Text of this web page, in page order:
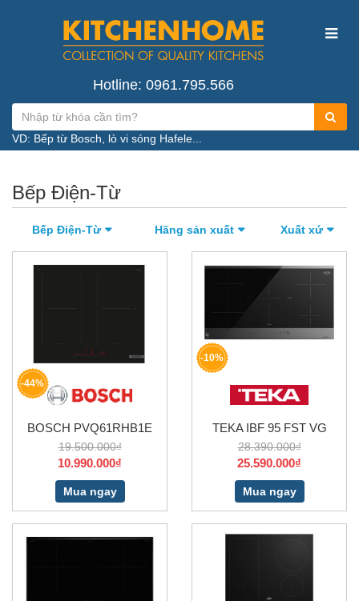
Hotline: 0961.795.566
VD: Bếp từ Bosch, lò vi sóng Hafele...
Bếp Điện-Từ
Bếp Điện-Từ Hãng sản xuất Xuất xứ
-44%
BOSCH PVQ61RHB1E
19.500.000₫
10.990.000₫
Mua ngay
-10%
TEKA IBF 95 FST VG
28.390.000₫
25.590.000₫
Mua ngay